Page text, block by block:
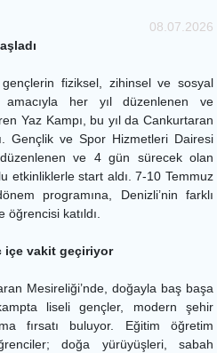
08.07.2026
fiziksel, zihinsel ve sosyal
amacıyla her yıl düzenlenen ve
Yaz Kampı, bu yıl da Cankurtaran
Gençlik ve Spor Hizmetleri Dairesi
düzenlenen ve 4 gün sürecek olan
etkinliklerle start aldı. 7-10 Temmuz
programına, Denizli’nin farklı
katıldı.
içe vakit geçiriyor
Mesireliği’nde, doğayla baş başa
liseli gençler, modern şehir
fırsatı buluyor. Eğitim öğretim
doğa yürüyüşleri, sabah